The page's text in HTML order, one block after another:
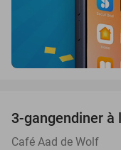
3-gangendiner à
Café Aad de Wolf